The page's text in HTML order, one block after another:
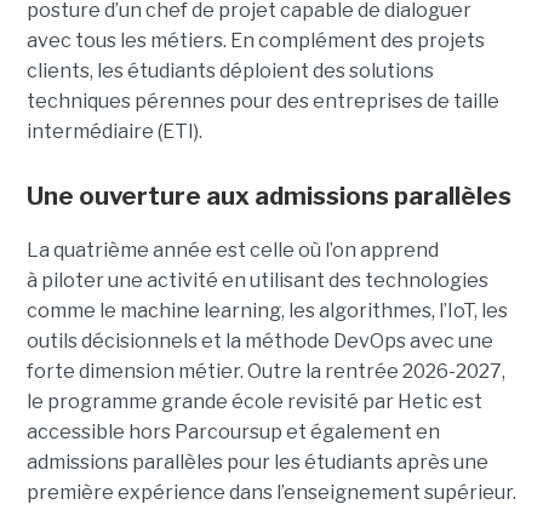
posture d’un chef de projet capable de dialoguer
avec tous les métiers. En complément des projets
clients, les étudiants déploient des solutions
techniques pérennes pour des entreprises de taille
intermédiaire (ETI).
Une ouverture aux admissions parallèles
La quatrième année est celle où l’on apprend
à piloter une activité en utilisant des technologies
comme le machine learning, les algorithmes, l’IoT, les
outils décisionnels et la méthode DevOps avec une
forte dimension métier. Outre la rentrée 2026-2027,
le programme grande école revisité par Hetic est
accessible hors Parcoursup et également en
admissions parallèles pour les étudiants après une
première expérience dans l’enseignement supérieur.